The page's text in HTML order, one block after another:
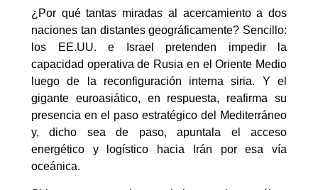
¿Por qué tantas miradas al acercamiento a dos
naciones tan distantes geográficamente? Sencillo:
los EE.UU. e Israel pretenden impedir la
capacidad operativa de Rusia en el Oriente Medio
luego de la reconfiguración interna siria. Y el
gigante euroasiático, en respuesta, reafirma su
presencia en el paso estratégico del Mediterráneo
y, dicho sea de paso, apuntala el acceso
energético y logístico hacia Irán por esa vía
oceánica.